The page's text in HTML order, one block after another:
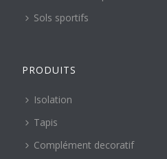
Sols sportifs
PRODUITS
Isolation
Tapis
Complément decoratif